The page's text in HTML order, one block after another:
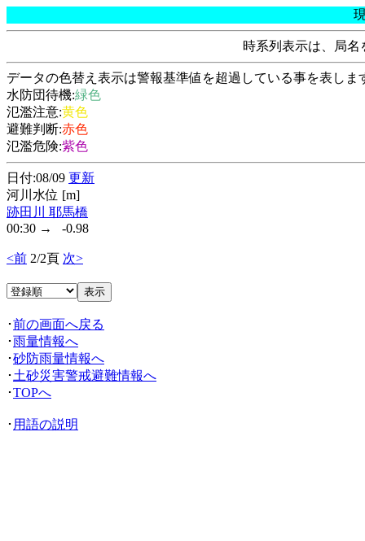
時系列表示は、局
データの色替え表示は警報基準値を超過している事を表しま
水防団待機:緑色
氾濫注意:黄色
避難判断:赤色
氾濫危険:紫色
日付:08/09 更新
河川水位 [m]
跡田川 耶馬橋
00:30 → -0.98
<前 2/2頁 次>
･前の画面へ戻る
･雨量情報へ
･砂防雨量情報へ
･ 土砂災害警戒避難情報へ
･TOPへ
･ 用語の説明